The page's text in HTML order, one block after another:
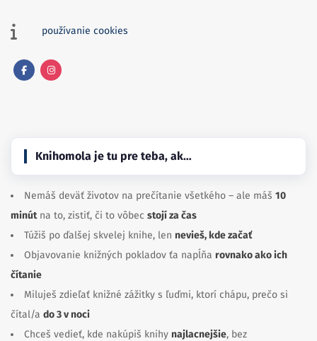
používanie cookies
Knihomola je tu pre teba, ak…
Nemáš deväť životov na prečítanie všetkého – ale máš 10
minútna to, zistiť, či to vôbec stojí za čas
Túžiš po ďalšej skvelej knihe, len nevieš, kde začať
Objavovanie knižných pokladov ťa napĺňa rovnako ako ich
čítanie
Miluješ zdieľať knižné zážitky s ľuďmi, ktorí chápu, prečo si
čítal/a do 3 v noci
Chceš vedieť, kde nakúpiš knihy najlacnejšie, bez